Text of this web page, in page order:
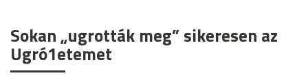
Sokan „ugrották meg” sikeresen az
Ugró1etemet